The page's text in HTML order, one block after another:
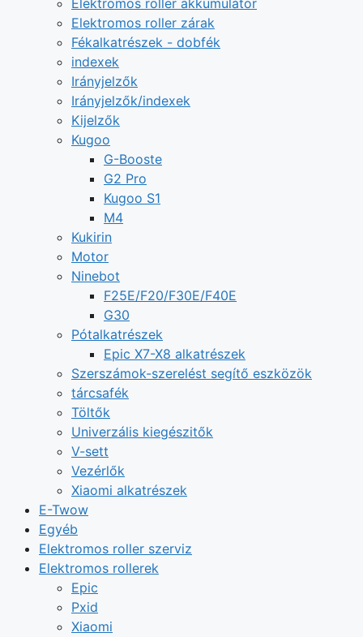
Elektromos roller akkumulátor
Elektromos roller zárak
Fékalkatrészek - dobfék
indexek
Irányjelzők
Irányjelzők/indexek
Kijelzők
Kugoo
G-Booste
G2 Pro
Kugoo S1
M4
Kukirin
Motor
Ninebot
F25E/F20/F30E/F40E
G30
Pótalkatrészek
Epic X7-X8 alkatrészek
Szerszámok-szerelést segítő eszközök
tárcsafék
Töltők
Univerzális kiegészitők
V-sett
Vezérlők
Xiaomi alkatrészek
E-Twow
Egyéb
Elektromos roller szerviz
Elektromos rollerek
Epic
Pxid
Xiaomi